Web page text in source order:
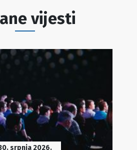
vijesti
srpnja 2026.